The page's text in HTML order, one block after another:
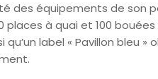
des équipements de son
à quai et 100 bouées
label « Pavillon bleu »